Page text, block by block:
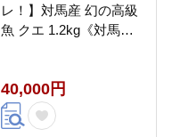
レ！】対馬産 幻の高級
魚 クエ 1.2kg《対馬
ゃぶしゃぶ [WAA014]
40,000円